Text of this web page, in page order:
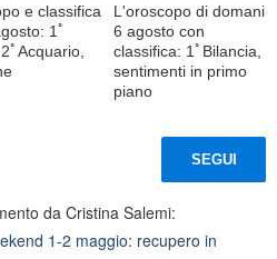
e classifica
1ﾟ
ﾟAcquario,
L'oroscopo di domani
6 agosto con
classifica: 1ﾟBilancia,
sentimenti in primo
piano
SEGUI
da Cristina Salemi:
1-2 maggio: recupero in